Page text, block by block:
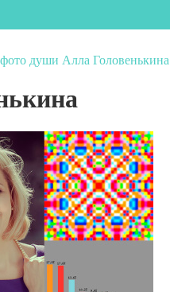
души Алла Головенькина